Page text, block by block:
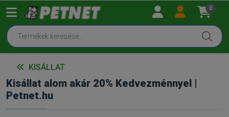
0
KISÁLLAT
Kisállat alom akár 20% Kedvezménnyel |
Petnet.hu